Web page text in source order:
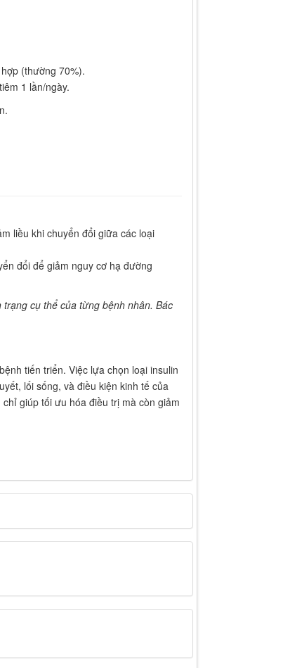
(thường 70%).
1 lần/ngày.
liều khi chuyển đổi giữa các loại
đổi để giảm nguy cơ hạ đường
cụ thể của từng bệnh nhân. Bác
tiến triển. Việc lựa chọn loại insulin
lối sống, và điều kiện kinh tế của
giúp tối ưu hóa điều trị mà còn giảm